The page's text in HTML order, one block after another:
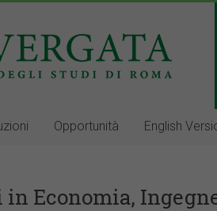
Opportunità English
in Economia,